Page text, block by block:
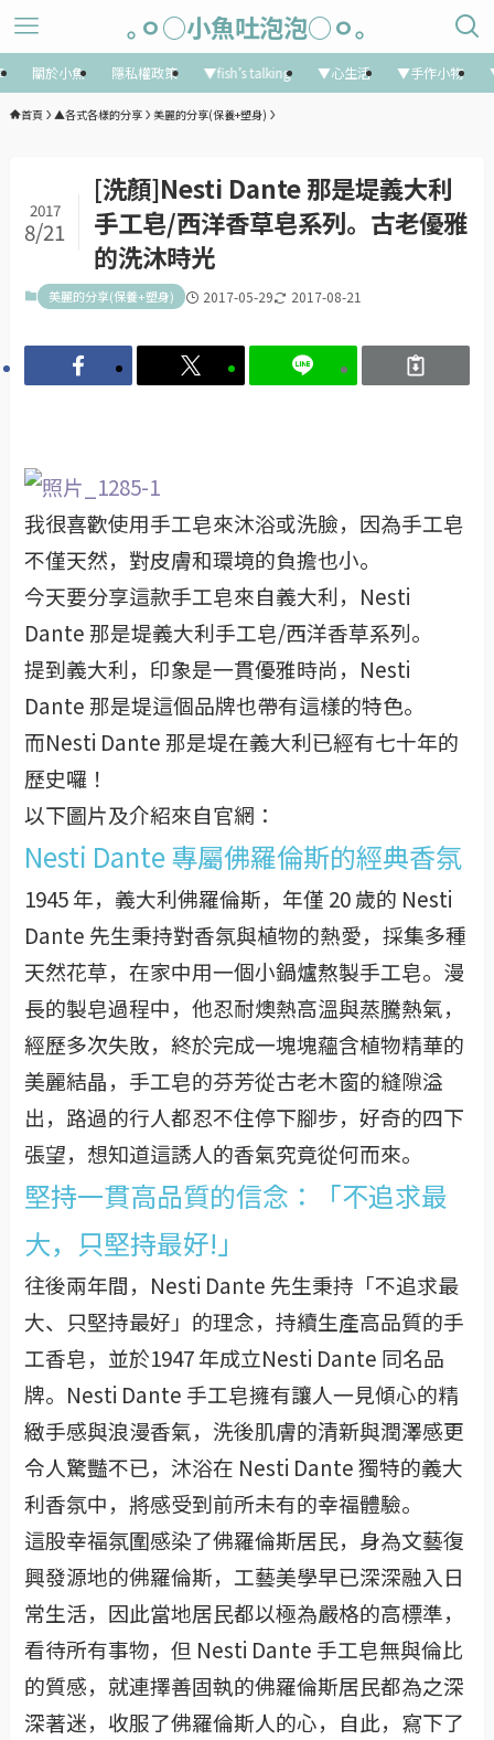
｡ㅇ○小魚吐泡泡○ㅇ｡
關於小魚 隱私權政策 ▼fish’s talking ▼心生活 ▼手作小物
首頁 ▲各式各樣的分享 美麗的分享(保養+塑身)
[洗顏]Nesti Dante 那是堤義大利
手工皂/西洋香草皂系列。古老優雅
的洗沐時光
2017
8/21
美麗的分享(保養+塑身) 2017-05-29 2017-08-21
我很喜歡使用手工皂來沐浴或洗臉，因為手工皂
不僅天然，對皮膚和環境的負擔也小。
今天要分享這款手工皂來自義大利，Nesti
Dante 那是堤義大利手工皂/西洋香草系列。
提到義大利，印象是一貫優雅時尚，Nesti
Dante 那是堤這個品牌也帶有這樣的特色。
而Nesti Dante 那是堤在義大利已經有七十年的
歷史囉！
以下圖片及介紹來自官網：
Nesti Dante 專屬佛羅倫斯的經典香氛
1945 年，義大利佛羅倫斯，年僅 20 歲的 Nesti
Dante 先生秉持對香氛與植物的熱愛，採集多種
天然花草，在家中用一個小鍋爐熬製手工皂。漫
長的製皂過程中，他忍耐燠熱高溫與蒸騰熱氣，
經歷多次失敗，終於完成一塊塊蘊含植物精華的
美麗結晶，手工皂的芬芳從古老木窗的縫隙溢
出，路過的行人都忍不住停下腳步，好奇的四下
張望，想知道這誘人的香氣究竟從何而來。
堅持一貫高品質的信念：「不追求最
大，只堅持最好!」
往後兩年間，Nesti Dante 先生秉持「不追求最
大、只堅持最好」的理念，持續生產高品質的手
工香皂，並於1947 年成立Nesti Dante 同名品
牌。Nesti Dante 手工皂擁有讓人一見傾心的精
緻手感與浪漫香氣，洗後肌膚的清新與潤澤感更
令人驚豔不已，沐浴在 Nesti Dante 獨特的義大
利香氛中，將感受到前所未有的幸福體驗。
這股幸福氛圍感染了佛羅倫斯居民，身為文藝復
興發源地的佛羅倫斯，工藝美學早已深深融入日
常生活，因此當地居民都以極為嚴格的高標準，
看待所有事物，但 Nesti Dante 手工皂無與倫比
的質感，就連擇善固執的佛羅倫斯居民都為之深
深著迷，收服了佛羅倫斯人的心，自此，寫下了